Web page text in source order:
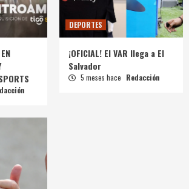
DEPORTES
¡OFICIAL! El VAR llega a El
Salvador
5 meses hace Redacción